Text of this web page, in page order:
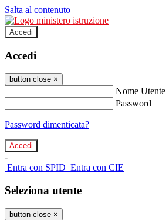
Salta al contenuto
Accedi
Accedi
button close ×
Nome Utente
Password
Password dimenticata?
-
Entra con SPID Entra con CIE
Seleziona utente
button close ×